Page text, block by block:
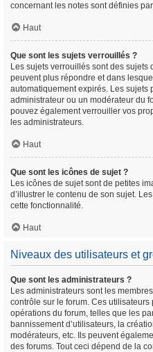
concernant les notes sont définies
Haut
Que sont les sujets verrouillés ?
Les sujets verrouillés sont des
peuvent plus répondre et dans
automatiquement expirés. Les sujets
administrateur ou un modérateur du
pouvez également verrouiller vos
les administrateurs.
Haut
Que sont les icônes de sujet ?
Les icônes de sujet sont de petites
d’illustrer le contenu de son sujet.
cette fonctionnalité.
Haut
Niveaux des utilisateurs et
Que sont les administrateurs ?
Les administrateurs sont les
contrôle sur le forum. Ces
opérations du forum, telles que les
bannissement d’utilisateurs, la
modérateurs, etc. Ils peuvent
des forums. Tout ceci dépend de la